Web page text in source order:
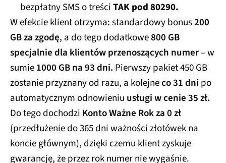
bezpłatny SMS o treściTAK pod 80290.
W efekcie klient otrzyma: standardowy bonus200
GB za zgodę, a do tego dodatkowe800 GB
specjalnie dla klientów przenoszących numer– w
sumie1000 GB na 93 dni. Pierwszy pakiet 450 GB
zostanie przyznany od razu, a kolejneco 31 dni po
automatycznym odnowieniu usługi w cenie 35 zł.
Do tego dochodzi Konto Ważne Rok za 0 zł
(przedłużenie do 365 dni ważności złotówek na
koncie głównym), dzięki czemu klient zyskuje
gwarancję, że przez rok numer nie wygaśnie.